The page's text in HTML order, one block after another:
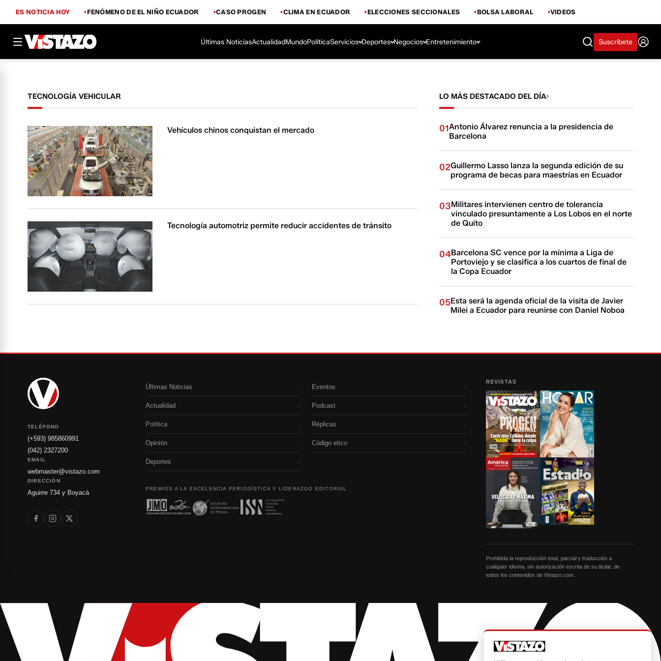
ES NOTICIA HOY FENÓMENO DE EL NIÑO ECUADOR CASO PROGEN CLIMA EN ECUADOR ELECCIONES SECCIONALES BOLSA LABORAL VIDEOS
Últimas NoticiasActualidadMundoPolíticaServicios Deportes Negocios Entretenimiento Suscríbete
TECNOLOGÍA VEHICULAR
Vehículos chinos conquistan el mercado
Tecnología automotriz permite reducir accidentes de tránsito
LO MÁS DESTACADO DEL DÍA
01Antonio Álvarez renuncia a la presidencia de
Barcelona
02Guillermo Lasso lanza la segunda edición de su
programa de becas para maestrías en Ecuador
03Militares intervienen centro de tolerancia
vinculado presuntamente a Los Lobos en el norte
de Quito
04Barcelona SC vence por la mínima a Liga de
Portoviejo y se clasifica a los cuartos de final de
la Copa Ecuador
05Esta será la agenda oficial de la visita de Javier
Milei a Ecuador para reunirse con Daniel Noboa
TELÉFONO
(+593) 985860991
(042) 2327200
EMAIL
webmaster@vistazo.com
DIRECCIÓN
Aguirre 734 y Boyacá
Últimas Noticias ›
Actualidad ›
Política ›
Opinión ›
Deportes ›
Eventos ›
Podcast ›
Réplicas ›
Código etico ›
PREMIOS A LA EXCELENCIA PERIODÍSTICA Y LIDERAZGO EDITORIAL
REVISTAS
Prohibida la reproducción total, parcial y traducción a
cualquier idioma, sin autorización escrita de su titular, de
todos los contenidos de Vistazo.com.